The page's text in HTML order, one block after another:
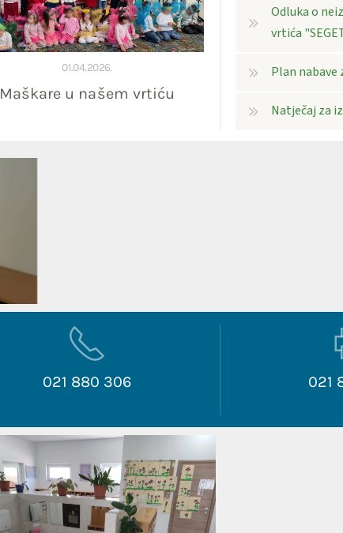
01.04.2026.
Maškare u našem vrtiću
Odluka o
vrtića
Plan nabave
Natječaj za
021 880 306 021